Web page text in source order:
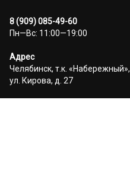
8 (909) 085-49-60
Пн—Вс: 11:00—19:00
Адрес
Челябинск, т.к. «Набережный»,
ул. Кирова, д. 27